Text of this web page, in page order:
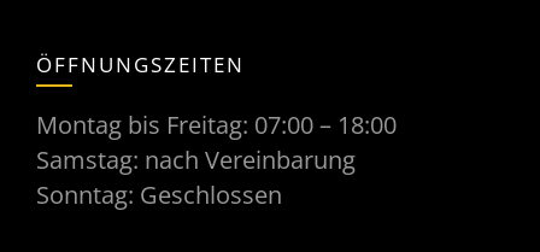
ÖFFNUNGSZEITEN
Montag bis Freitag: 07:00 – 18:00
Samstag: nach Vereinbarung
Sonntag: Geschlossen